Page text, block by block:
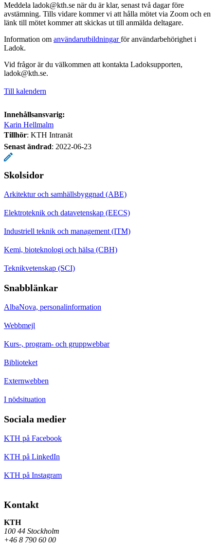
Meddela ladok@kth.se när du är klar, senast två dagar före
avstämning. Tills vidare kommer vi att hålla mötet via Zoom och en
länk till mötet kommer att skickas ut till anmälda deltagare.
Information om användarutbildningarför användarbehörighet i
Ladok.
Vid frågor är du välkommen att kontakta Ladoksupporten,
ladok@kth.se.
Till kalendern
Innehållsansvarig:
Karin Hellmalm
Tillhör: KTH Intranät
Senast ändrad: 2022-06-23
Skolsidor
Arkitektur och samhällsbyggnad (ABE)
Elektroteknik och datavetenskap (EECS)
Industriell teknik och management (ITM)
Kemi, bioteknologi och hälsa (CBH)
Teknikvetenskap (SCI)
Snabblänkar
AlbaNova, personalinformation
Webbmejl
Kurs-, program- och gruppwebbar
Biblioteket
Externwebben
I nödsituation
Sociala medier
KTH på Facebook
KTH på LinkedIn
KTH på Instagram
Kontakt
KTH
100 44 Stockholm
+46 8 790 60 00